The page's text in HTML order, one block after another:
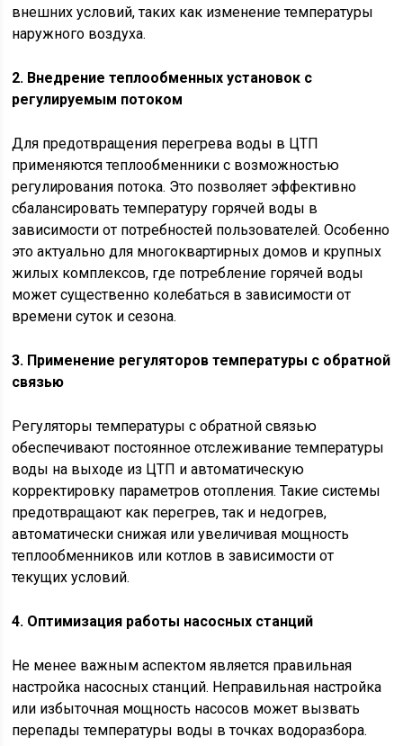
внешних условий, таких как изменение температуры
наружного воздуха.
2. Внедрение теплообменных установок с
регулируемым потоком
Для предотвращения перегрева воды в ЦТП
применяются теплообменники с возможностью
регулирования потока. Это позволяет эффективно
сбалансировать температуру горячей воды в
зависимости от потребностей пользователей. Особенно
это актуально для многоквартирных домов и крупных
жилых комплексов, где потребление горячей воды
может существенно колебаться в зависимости от
времени суток и сезона.
3. Применение регуляторов температуры с обратной
связью
Регуляторы температуры с обратной связью
обеспечивают постоянное отслеживание температуры
воды на выходе из ЦТП и автоматическую
корректировку параметров отопления. Такие системы
предотвращают как перегрев, так и недогрев,
автоматически снижая или увеличивая мощность
теплообменников или котлов в зависимости от
текущих условий.
4. Оптимизация работы насосных станций
Не менее важным аспектом является правильная
настройка насосных станций. Неправильная настройка
или избыточная мощность насосов может вызвать
перепады температуры воды в точках водоразбора.